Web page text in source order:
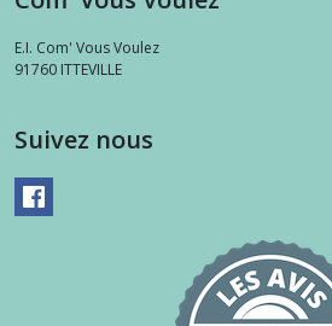
E.I. Com' Vous Voulez
91760 ITTEVILLE
Suivez nous